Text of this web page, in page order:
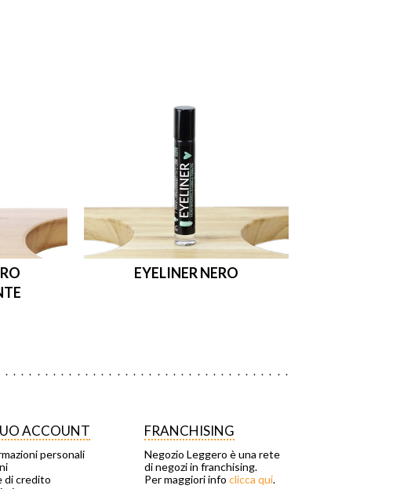
EYELINER NERO
ACCOUNT
personali
di credito
FRANCHISING
Negozio Leggero è una rete
di negozi in franchising.
Per maggiori infoclicca qui.